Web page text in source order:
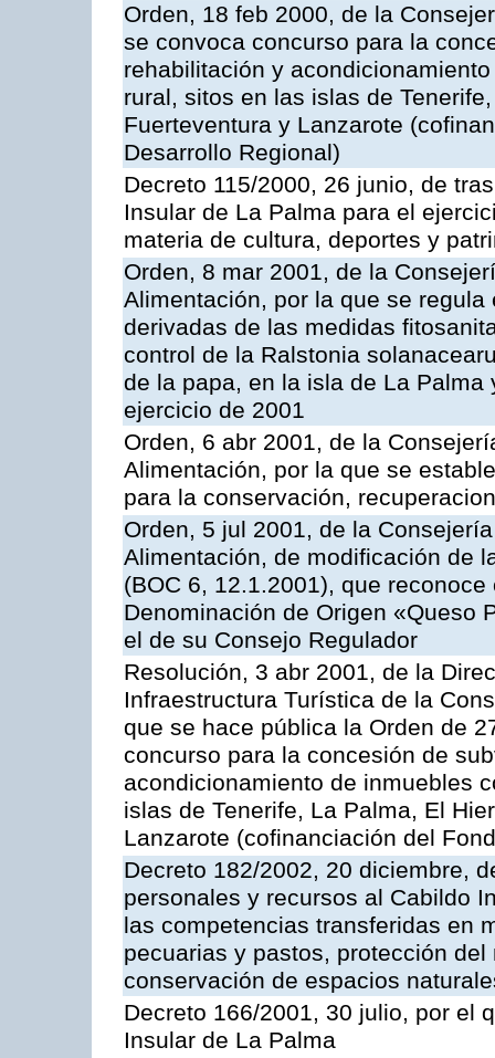
Orden, 18 feb 2000, de la
se convoca concurso para la
rehabilitación y
rural, sitos en las islas de
Fuerteventura y Lanzarote
Desarrollo Regional)
Decreto 115/2000, 26 junio, de
Insular de La Palma para el
materia de cultura, deportes y
Orden, 8 mar 2001, de la
Alimentación, por la que se
derivadas de las medidas
control de la Ralstonia
de la papa, en la isla de La
ejercicio de 2001
Orden, 6 abr 2001, de la
Alimentación, por la que se
para la conservación,
Orden, 5 jul 2001, de la
Alimentación, de modificación de
(BOC 6, 12.1.2001), que
Denominación de Origen «Queso
el de su Consejo Regulador
Resolución, 3 abr 2001, de la
Infraestructura Turística de la
que se hace pública la Orden de
concurso para la concesión de
acondicionamiento de inmuebles
islas de Tenerife, La Palma, El
Lanzarote (cofinanciación del
Decreto 182/2002, 20 diciembre,
personales y recursos al Cabildo
las competencias transferidas en
pecuarias y pastos, protección
conservación de espacios
Decreto 166/2001, 30 julio, por el
Insular de La Palma